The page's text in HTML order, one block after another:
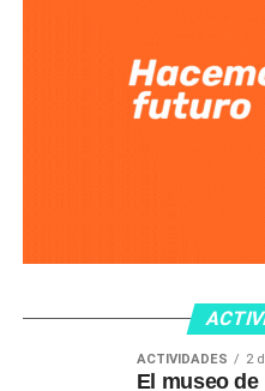
ACTIVIDADES 2
El museo